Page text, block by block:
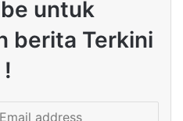
untuk
berita Terkini
!